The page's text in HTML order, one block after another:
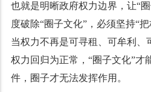
也就是明晰政府权力边界，让“
度破除“圈子文化”，必须坚持“
当权力不再是可寻租、可牟利、
权力回归为正常，“圈子文化”才
件，圈子才无法发挥作用。